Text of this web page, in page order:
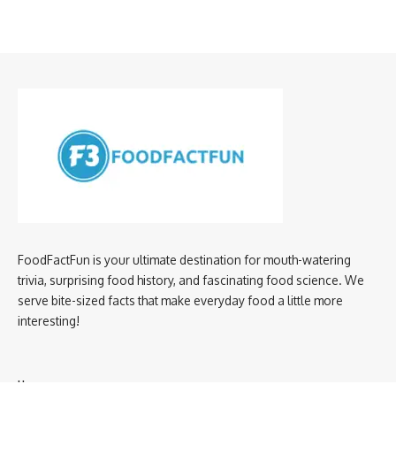
FoodFactFun is your ultimate destination for mouth-watering
trivia, surprising food history, and fascinating food science. We
serve bite-sized facts that make everyday food a little more
interesting!
Home